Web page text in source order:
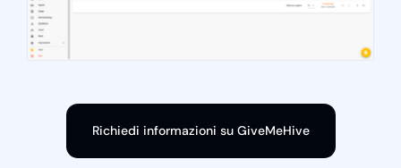
Richiedi informazioni su GiveMeHive